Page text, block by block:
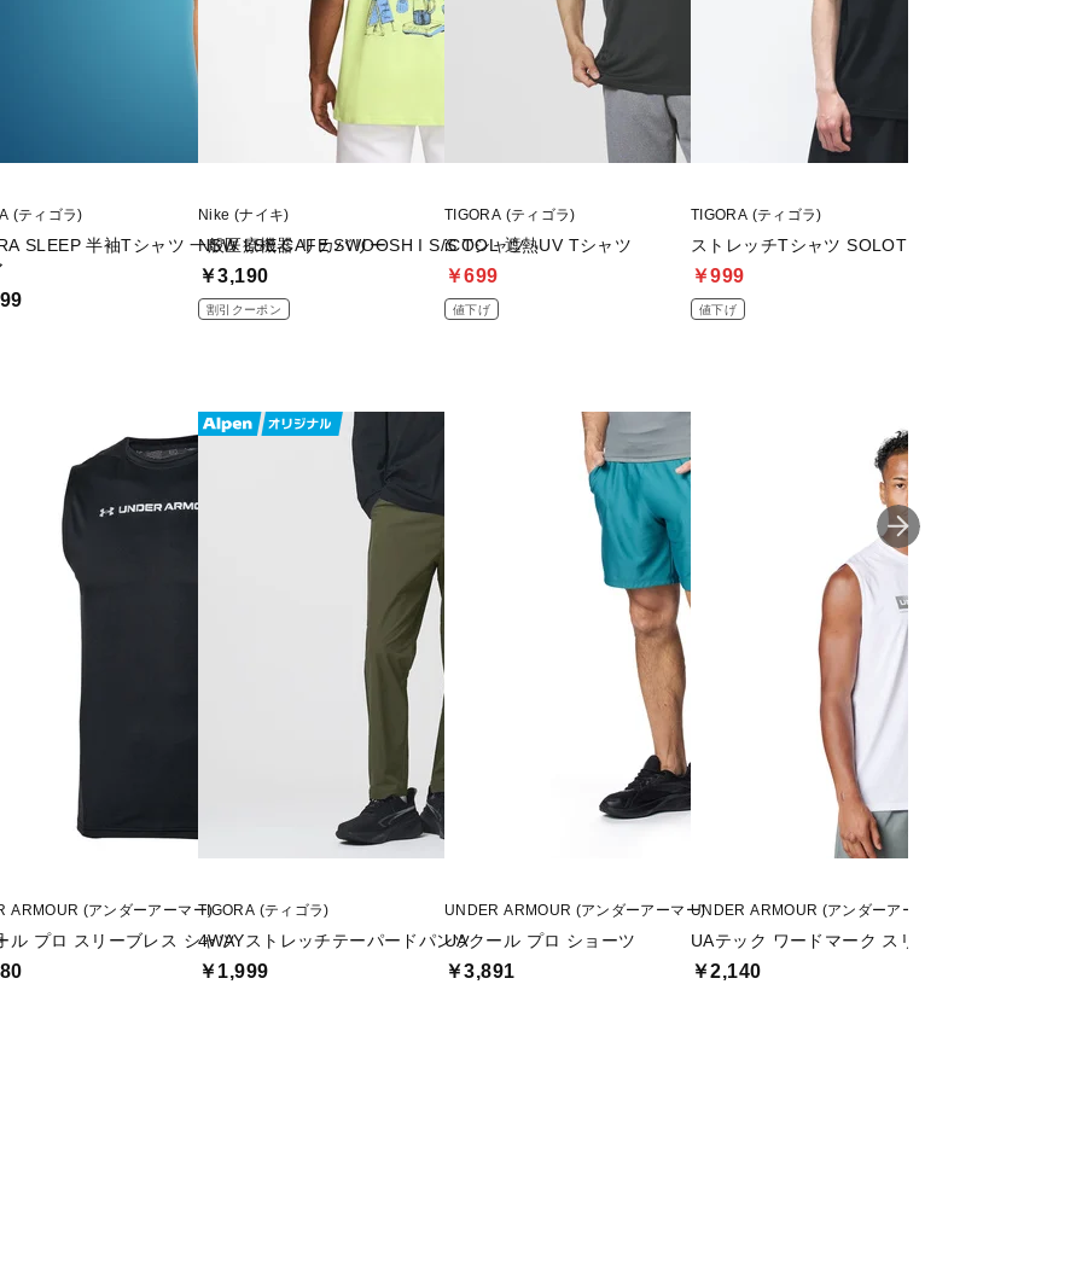
(ティゴラ)
SLEEP 半袖Tシャツ 一般医療機器 リカバリー
Nike (ナイキ)
NSW LSE CAFE SWOOSH I S/S Tシャツ
￥3,190
割引クーポン
TIGORA (ティゴラ)
iCOOL 遮熱UV Tシャツ
￥699
値下げ
TIGORA (ティゴラ)
ストレッチTシャツ SOLOTEX(R)使用
￥999
値下げ
ARMOUR (アンダーアーマー)
ル プロ スリーブレス シャツ
TIGORA (ティゴラ)
4WAYストレッチテーパードパンツ
￥1,999
UNDER ARMOUR (アンダーアーマー)
UAクール プロ ショーツ
￥3,891
UNDER ARMOUR (アンダーアーマー)
UAテック ワードマーク スリーブレス シャツ
￥2,140